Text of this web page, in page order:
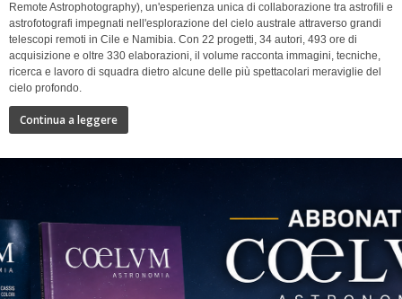
Remote Astrophotography), un'esperienza unica di collaborazione tra astrofili e
astrofotografi impegnati nell'esplorazione del cielo australe attraverso grandi
telescopi remoti in Cile e Namibia. Con 22 progetti, 34 autori, 493 ore di
acquisizione e oltre 330 elaborazioni, il volume racconta immagini, tecniche,
ricerca e lavoro di squadra dietro alcune delle più spettacolari meraviglie del
cielo profondo.
Continua a leggere